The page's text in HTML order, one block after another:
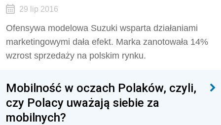
29 lip 2016
Ofensywa modelowa Suzuki wsparta działaniami
marketingowymi dała efekt. Marka zanotowała 14%
wzrost sprzedaży na polskim rynku.
Mobilność w oczach Polaków, czyli,
czy Polacy uważają siebie za
mobilnych?